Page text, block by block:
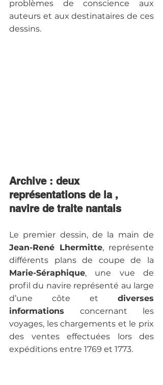
problèmes de conscience aux
auteurs et aux destinataires de ces
dessins.
Archive : deux
représentations de la ,
navire de traite nantais
Jean-René Lhermitte, représente
différents plans de coupe de la
Marie-Séraphique, une vue de
profil du navire représenté au large
d’une côte et diverses
informations concernant les
voyages, les chargements et le prix
des ventes effectuées lors des
expéditions entre 1769 et 1773.